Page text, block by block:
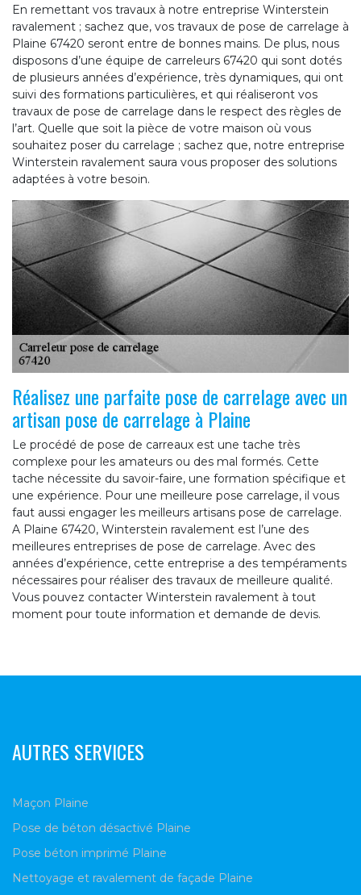
En remettant vos travaux à notre entreprise Winterstein
ravalement ; sachez que, vos travaux de pose de carrelage à
Plaine 67420 seront entre de bonnes mains. De plus, nous
disposons d’une équipe de carreleurs 67420 qui sont dotés
de plusieurs années d’expérience, très dynamiques, qui ont
suivi des formations particulières, et qui réaliseront vos
travaux de pose de carrelage dans le respect des règles de
l’art. Quelle que soit la pièce de votre maison où vous
souhaitez poser du carrelage ; sachez que, notre entreprise
Winterstein ravalement saura vous proposer des solutions
adaptées à votre besoin.
Réalisez une parfaite pose de carrelage avec un
artisan pose de carrelage à Plaine
Le procédé de pose de carreaux est une tache très
complexe pour les amateurs ou des mal formés. Cette
tache nécessite du savoir-faire, une formation spécifique et
une expérience. Pour une meilleure pose carrelage, il vous
faut aussi engager les meilleurs artisans pose de carrelage.
A Plaine 67420, Winterstein ravalement est l’une des
meilleures entreprises de pose de carrelage. Avec des
années d’expérience, cette entreprise a des tempéraments
nécessaires pour réaliser des travaux de meilleure qualité.
Vous pouvez contacter Winterstein ravalement à tout
moment pour toute information et demande de devis.
AUTRES SERVICES
Maçon Plaine
Pose de béton désactivé Plaine
Pose béton imprimé Plaine
Nettoyage et ravalement de façade Plaine